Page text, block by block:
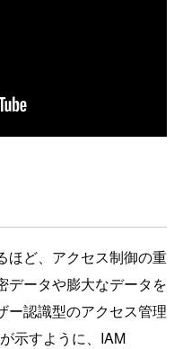
ほど、アクセス制御の重
データや膨大なデータを
ー認識型のアクセス管理
示すように、IAM